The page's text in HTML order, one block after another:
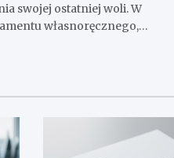
swojej ostatniej woli. W
własnoręcznego,…